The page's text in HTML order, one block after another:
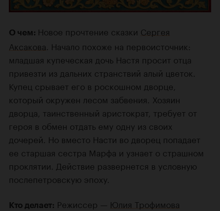
О чем: Новое прочтение сказки Сергея
Аксакова . Начало похоже на первоисточник:
младшая купеческая дочь Настя просит отца
привезти из дальних странствий алый цветок.
Купец срывает его в роскошном дворце,
который окружен лесом забвения. Хозяин
дворца, таинственный аристократ, требует от
героя в обмен отдать ему одну из своих
дочерей. Но вместо Насти во дворец попадает
ее старшая сестра Марфа и узнает о страшном
проклятии. Действие развернется в условную
послепетровскую эпоху.
Кто делает: Режиссер — Юлия Трофимова